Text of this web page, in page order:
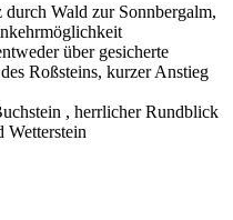
Wald zur Sonnbergalm,
über gesicherte
Roßsteins, kurzer Anstieg
, herrlicher Rundblick
Wetterstein